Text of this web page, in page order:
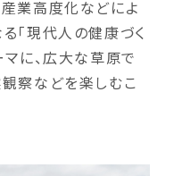
業高度化などによ
「現代人の健康づく
マに、広大な草原で
察などを楽しむこ